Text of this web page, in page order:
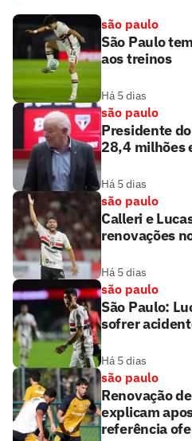
são paulo
São Paulo
aos treinos
Há 5 dias
são paulo
Presidente
28,4 milhões
Há 5 dias
são paulo
Calleri e
renovações
Há 5 dias
são paulo
São Paulo:
sofrer
Há 5 dias
são paulo
Renovação
explicam
referência